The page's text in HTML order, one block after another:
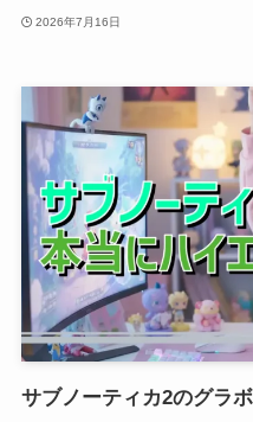
2026年7月16日
サブノーティカ2のグラ